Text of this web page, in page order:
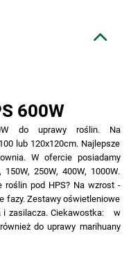
600W
do uprawy roślin. Na
lub 120x120cm. Najlepsze
W ofercie posiadamy
250W, 400W, 1000W.
roślin pod HPS? Na wzrost -
Zestawy oświetleniowe
i zasilacza. Ciekawostka: w
do uprawy marihuany